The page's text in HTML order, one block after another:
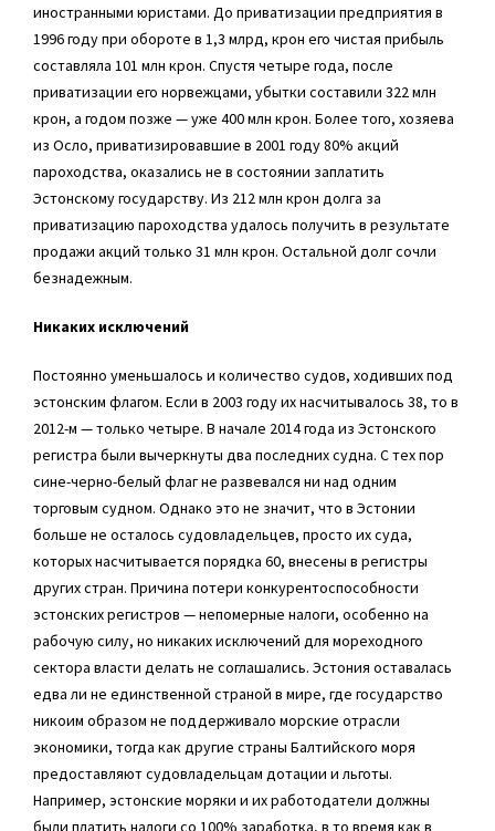
иностранными юристами. До приватизации предприятия в
1996 году при обороте в 1,3 млрд, крон его чистая прибыль
составляла 101 млн крон. Спустя четыре года, после
приватизации его норвежцами, убытки составили 322 млн
крон, а годом позже — уже 400 млн крон. Более того, хозяева
из Осло, приватизировавшие в 2001 году 80% акций
пароходства, оказались не в состоянии заплатить
Эстонскому государству. Из 212 млн крон долга за
приватизацию пароходства удалось получить в результате
продажи акций только 31 млн крон. Остальной долг сочли
безнадежным.
Никаких исключений
Постоянно уменьшалось и количество судов, ходивших под
эстонским флагом. Если в 2003 году их насчитывалось 38, то в
2012-м — только четыре. В начале 2014 года из Эстонского
регистра были вычеркнуты два последних судна. С тех пор
сине-черно-белый флаг не развевался ни над одним
торговым судном. Однако это не значит, что в Эстонии
больше не осталось судовладельцев, просто их суда,
которых насчитывается порядка 60, внесены в регистры
других стран. Причина потери конкурентоспособности
эстонских регистров — непомерные налоги, особенно на
рабочую силу, но никаких исключений для мореходного
сектора власти делать не соглашались. Эстония оставалась
едва ли не единственной страной в мире, где государство
никоим образом не поддерживало морские отрасли
экономики, тогда как другие страны Балтийского моря
предоставляют судовладельцам дотации и льготы.
Например, эстонские моряки и их работодатели должны
были платить налоги со 100% заработка, в то время как в